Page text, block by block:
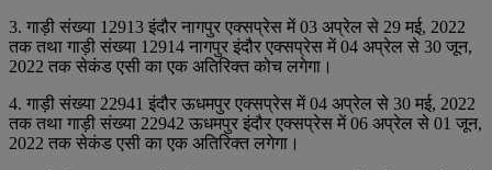
3. गाड़ी संख्‍या 12913 इंदौर नागपुर एक्‍सप्रेस में 03 अप्रेल से 29 मई, 2022
तक तथा गाड़ी संख्‍या 12914 नागपुर इंदौर एक्‍सप्रेस में 04 अप्रेल से 30 जून,
2022 तक सेकंड एसी का एक अतिरिक्‍त कोच लगेगा।
4. गाड़ी संख्‍या 22941 इंदौर ऊधमपुर एक्‍सप्रेस में 04 अप्रेल से 30 मई, 2022
तक तथा गाड़ी संख्‍या 22942 ऊधमपुर इंदौर एक्‍सप्रेस में 06 अप्रेल से 01 जून,
2022 तक सेकंड एसी का एक अतिरिक्‍त लगेगा।